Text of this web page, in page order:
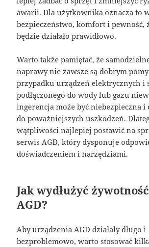
awarii. Dla użytkownika oznacza to
bezpieczeństwo, komfort i pewność,
będzie działało prawidłowo.
Warto także pamiętać, że
naprawy nie zawsze są dobrym
przypadku urządzeń elektrycznych i
podłączonego do wody lub gazu
ingerencja może być niebezpieczna
do poważniejszych uszkodzeń.
wątpliwości najlepiej postawić na
serwis AGD, który dysponuje
doświadczeniem i narzędziami.
Jak wydłużyć
AGD?
Aby urządzenia AGD działały długo i
bezproblemowo, warto stosować